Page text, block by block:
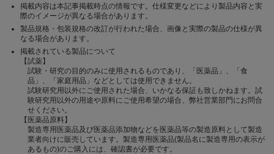
掲載内容は本記事掲載時点の情報です。仕様変更などにより製品内容と実
際のイメージが異なる場合があります。
製品規格・包装規格の改訂が行われた場合、画像と実際の製品の仕様が異
なる場合があります。
掲載されている製品について
【試薬】
試験・研究の目的のみに使用されるものであり、「医薬品」、「食
品」、「家庭用品」などとしては使用できません。
試験研究用以外にご使用された場合、いかなる保証も致しかねます。試
験研究用以外の用途や原料にご使用希望の場合、弊社営業部門にお問合
せください。
【医薬品原料】
製造専用医薬品及び医薬品添加物などを医薬品等の製造原料として製造
業者向けに販売しています。製造専用医薬品(製品名に製造専用の表示が
あるもの)のご購入には、確認書が必要です。